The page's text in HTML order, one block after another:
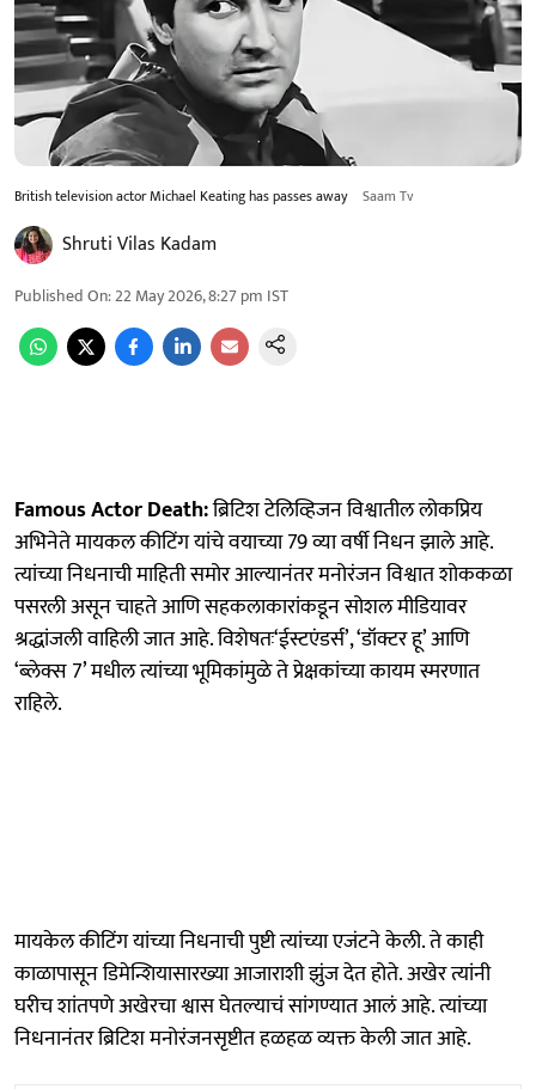
British television actor Michael Keating has passes away Saam Tv
Shruti Vilas Kadam
Published On:22 May 2026, 8:27 pm IST
Famous Actor Death:ब्रिटिश टेलिव्हिजन विश्वातील लोकप्रिय
अभिनेते मायकल कीटिंग यांचे वयाच्या 79 व्या वर्षी निधन झाले आहे.
त्यांच्या निधनाची माहिती समोर आल्यानंतर मनोरंजन विश्वात शोककळा
पसरली असून चाहते आणि सहकलाकारांकडून सोशल मीडियावर
श्रद्धांजली वाहिली जात आहे. विशेषतः‘ईस्टएंडर्स’, ‘डॉक्टर हू’ आणि
‘ब्लेक्स 7’ मधील त्यांच्या भूमिकांमुळे ते प्रेक्षकांच्या कायम स्मरणात
राहिले.
मायकेल कीटिंग यांच्या निधनाची पुष्टी त्यांच्या एजंटने केली. ते काही
काळापासून डिमेन्शियासारख्या आजाराशी झुंज देत होते. अखेर त्यांनी
घरीच शांतपणे अखेरचा श्वास घेतल्याचं सांगण्यात आलं आहे. त्यांच्या
निधनानंतर ब्रिटिश मनोरंजनसृष्टीत हळहळ व्यक्त केली जात आहे.